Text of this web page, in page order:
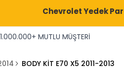
Chevrolet Yedek
MUTLU MÜŞTERİ
BODY KİT E70 X5 2011-2013